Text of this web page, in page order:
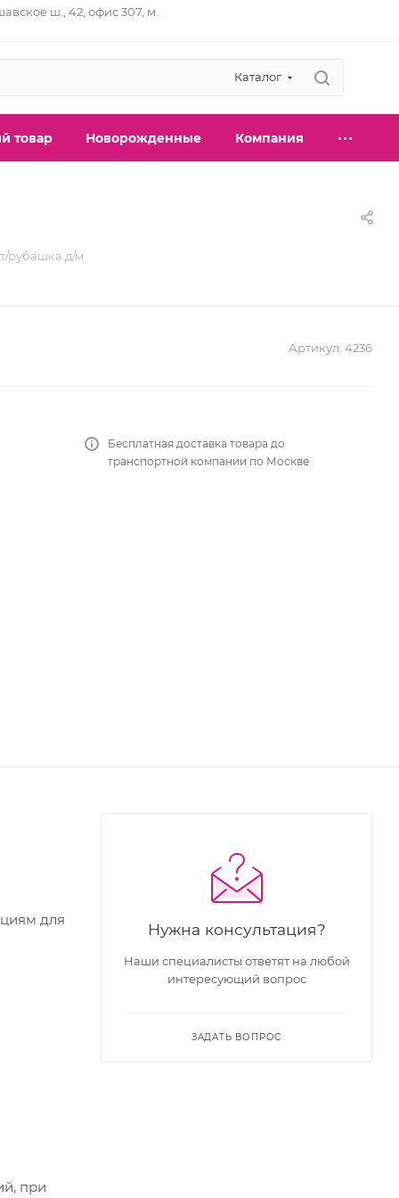
ш., 42, офис 307, м.
Каталог
товар Новорожденные Компания
рубашка д/м
Артикул: 4236
Бесплатная доставка товара до
транспортной компании по Москве
для
при
Нужна консультация?
Наши специалисты ответят на любой
интересующий вопрос
ЗАДАТЬ ВОПРОС